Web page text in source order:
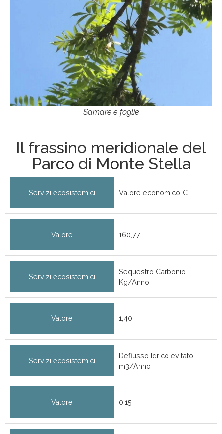
Samare e foglie
Il frassino meridionale del
Parco di Monte Stella
Servizi ecosistemici Valore economico €
Valore 160,77
Servizi ecosistemici
Sequestro Carbonio
Kg/Anno
Valore 1,40
Servizi ecosistemici
Deflusso Idrico evitato
m3/Anno
Valore 0,15